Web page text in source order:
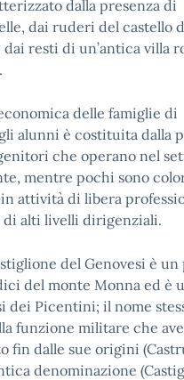
dalla presenza di
dai ruderi del castello
resti di un’antica villa
delle famiglie di
alunni è costituita dalla
che operano nel
mentre pochi sono
attività di libera
alti livelli dirigenziali.
del Genovesi è
del monte Monna ed è
dei Picentini; il nome
funzione militare che
fin dalle sue origini
denominazione